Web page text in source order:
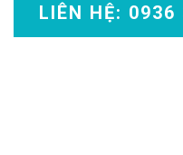
LIÊN HỆ: 0936